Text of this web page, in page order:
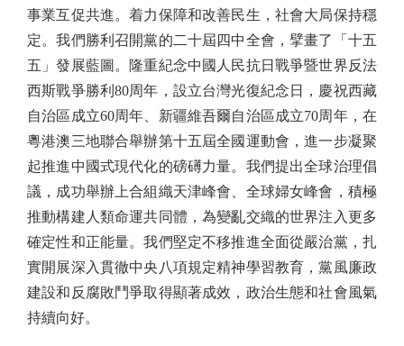
事業互促共進。着力保障和改善民生，社會大局保持穩
定。我們勝利召開黨的二十屆四中全會，擘畫了「十五
五」發展藍圖。隆重紀念中國人民抗日戰爭暨世界反法
西斯戰爭勝利80周年，設立台灣光復紀念日，慶祝西藏
自治區成立60周年、新疆維吾爾自治區成立70周年，在
粵港澳三地聯合舉辦第十五屆全國運動會，進一步凝聚
起推進中國式現代化的磅礡力量。我們提出全球治理倡
議，成功舉辦上合組織天津峰會、全球婦女峰會，積極
推動構建人類命運共同體，為變亂交織的世界注入更多
確定性和正能量。我們堅定不移推進全面從嚴治黨，扎
實開展深入貫徹中央八項規定精神學習教育，黨風廉政
建設和反腐敗鬥爭取得顯著成效，政治生態和社會風氣
持續向好。